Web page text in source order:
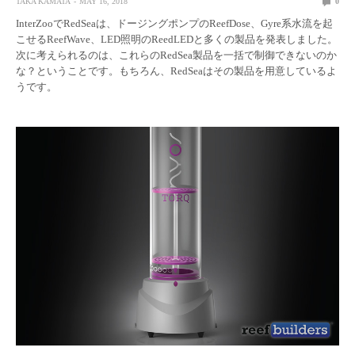
InterZooでRedSeaは、ドージングポンプのReefDose、Gyre系水流を起
こせるReefWave、LED照明のReedLEDと多くの製品を発表しました。
次に考えられるのは、これらのRedSea製品を一括で制御できないのか
な？ということです。もちろん、RedSeaはその製品を用意しているよ
うです。